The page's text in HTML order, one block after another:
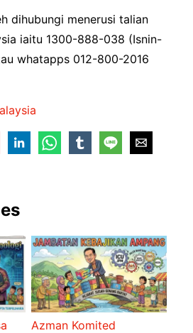
dihubungi menerusi talian
iaitu 1300-888-038 (Isnin-
whatapps 012-800-2016
Azman Komited